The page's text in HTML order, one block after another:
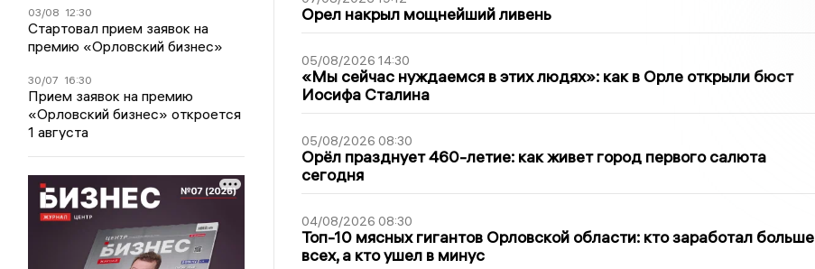
03/08 12:30
Стартовал прием заявок на
премию «Орловский бизнес»
30/07 16:30
Прием заявок на премию
«Орловский бизнес» откроется
1 августа
Орел накрыл мощнейший ливень
05/08/2026 14:30
«Мы сейчас нуждаемся в этих людях»: как в Орле открыли бюст
Иосифа Сталина
05/08/2026 08:30
Орёл празднует 460-летие: как живет город первого салюта
сегодня
04/08/2026 08:30
Топ-10 мясных гигантов Орловской области: кто заработал больше
всех, а кто ушел в минус